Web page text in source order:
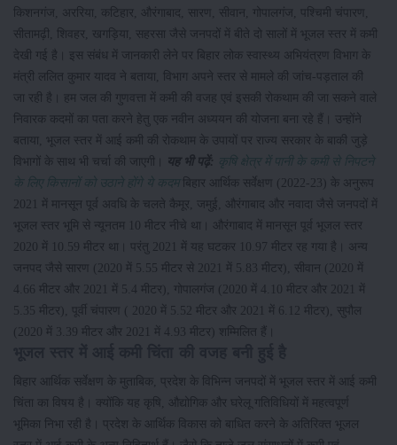
किशनगंज, अररिया, कटिहार, औरंगाबाद, सारण, सीवान, गोपालगंज, पश्चिमी चंपारण,
सीतामढ़ी, शिवहर, खगड़िया, सहरसा जैसे जनपदों में बीते दो सालों में भूजल स्तर में कमी
देखी गई है। इस संबंध में जानकारी लेने पर बिहार लोक स्वास्थ्य अभियंत्रण विभाग के
मंत्री ललित कुमार यादव ने बताया, विभाग अपने स्तर से मामले की जांच-पड़ताल की
जा रही है। हम जल की गुणवत्ता में कमी की वजह एवं इसकी रोकथाम की जा सकने वाले
निवारक कदमों का पता करने हेतु एक नवीन अध्ययन की योजना बना रहे हैं। उन्होंने
बताया, भूजल स्तर में आई कमी की रोकथाम के उपायों पर राज्य सरकार के बाकी जुड़े
विभागों के साथ भी चर्चा की जाएगी।
यह भी पढ़ें:
कृषि क्षेत्र में पानी के कमी से निपटने
के लिए किसानों को उठाने होंगे ये कदम
बिहार आर्थिक सर्वेक्षण (2022-23) के अनुरूप
2021 में मानसून पूर्व अवधि के चलते कैमूर, जमुई, औरंगाबाद और नवादा जैसे जनपदों में
भूजल स्तर भूमि से न्यूनतम 10 मीटर नीचे था। औरंगाबाद में मानसून पूर्व भूजल स्तर
2020 में 10.59 मीटर था। परंतु 2021 में यह घटकर 10.97 मीटर रह गया है। अन्य
जनपद जैसे सारण (2020 में 5.55 मीटर से 2021 में 5.83 मीटर), सीवान (2020 में
4.66 मीटर और 2021 में 5.4 मीटर), गोपालगंज (2020 में 4.10 मीटर और 2021 में
5.35 मीटर), पूर्वी चंपारण ( 2020 में 5.52 मीटर और 2021 में 6.12 मीटर), सुपौल
(2020 में 3.39 मीटर और 2021 में 4.93 मीटर) शम्मिलित हैं।
बिहार आर्थिक सर्वेक्षण के मुताबिक, प्रदेश के विभिन्न जनपदों में भूजल स्तर में आई कमी
चिंता का विषय है। क्योंकि यह कृषि, औद्योगिक और घरेलू गतिविधियों में महत्वपूर्ण
भूमिका निभा रही है। प्रदेश के आर्थिक विकास को बाधित करने के अतिरिक्त भूजल